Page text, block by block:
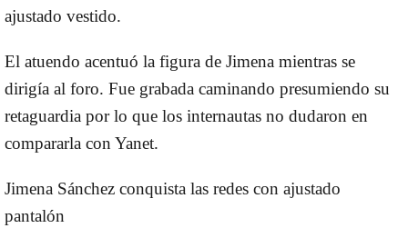
ajustado vestido.
El atuendo acentuó la figura de Jimena mientras se
dirigía al foro. Fue grabada caminando presumiendo su
retaguardia por lo que los internautas no dudaron en
compararla con Yanet.
Jimena Sánchez conquista las redes con ajustado
pantalón